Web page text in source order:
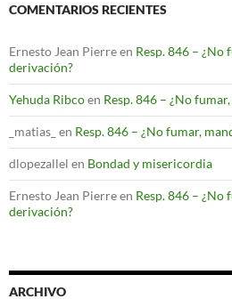
COMENTARIOS RECIENTES
Ernesto Jean Pierreen Resp. 846 – ¿No
derivación?
Yehuda Ribcoen Resp. 846 – ¿No
_matias_ en Resp. 846 – ¿No fumar,
dlopezallel en Bondad y misericordia
Ernesto Jean Pierreen Resp. 846 – ¿No
derivación?
ARCHIVO